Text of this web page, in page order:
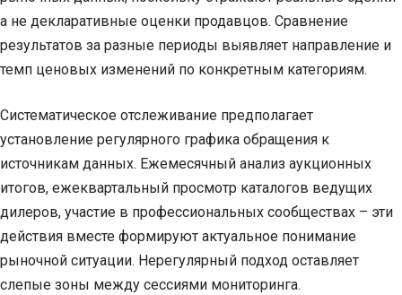
а не декларативные оценки продавцов. Сравнение
результатов за разные периоды выявляет направление и
темп ценовых изменений по конкретным категориям.
Систематическое отслеживание предполагает
установление регулярного графика обращения к
источникам данных. Ежемесячный анализ аукционных
итогов, ежеквартальный просмотр каталогов ведущих
дилеров, участие в профессиональных сообществах – эти
действия вместе формируют актуальное понимание
рыночной ситуации. Нерегулярный подход оставляет
слепые зоны между сессиями мониторинга.